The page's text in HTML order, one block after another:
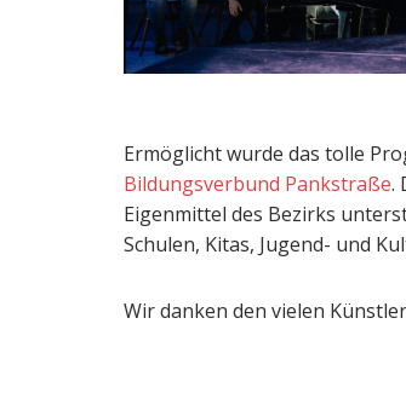
Ermöglicht wurde das tolle
Bildungsverbund Pankstraße.
Eigenmittel des Bezirks
Schulen, Kitas, Jugend- und
Wir danken den vielen